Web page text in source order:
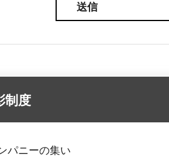
制度
パニーの集い